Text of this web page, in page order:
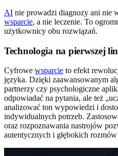
AI nie prowadzi diagnozy ani nie
wsparcie, a nie leczenie. To
użytkownicy obu rozwiązań.
Technologia na pierwszej
Cyfrowe wsparcie to efekt
języka. Dzięki zaawansowanym
partnerzy czy psychologiczne
odpowiadać na pytania, ale też
analizować ton wypowiedzi i
indywidualnych potrzeb.
oraz rozpoznawania nastrojów
autentycznych i głębokich